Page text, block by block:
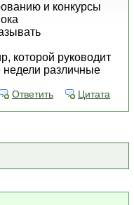
и конкурсы
которой руководит
недели различные
Ответить Цитата